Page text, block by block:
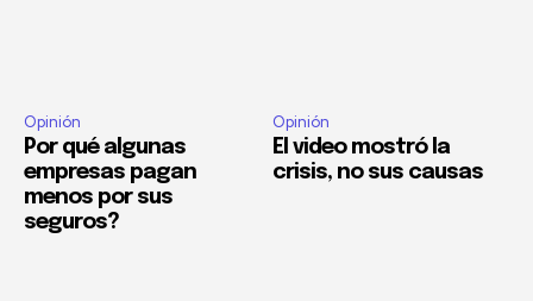
Opinión
Por qué algunas
empresas pagan
menos por sus
seguros?
Opinión
El video mostró la
crisis, no sus causas